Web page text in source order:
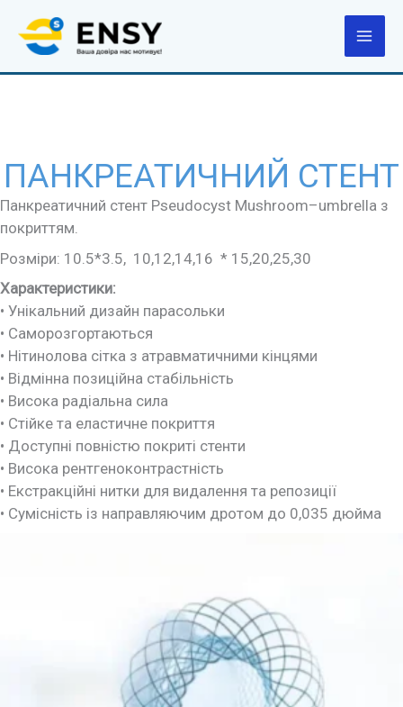
вмісту
ПАНКРЕАТИЧНИЙ СТЕНТ
Панкреатичний стент Pseudocyst Mushroom–umbrella з
покриттям.
Розміри: 10.5*3.5, 10,12,14,16 * 15,20,25,30
Характеристики:
• Унікальний дизайн парасольки
• Саморозгортаються
• Нітинолова сітка з атравматичними кінцями
• Відмінна позиційна стабільність
• Висока радіальна сила
• Стійке та еластичне покриття
• Доступні повністю покриті стенти
• Висока рентгеноконтрастність
• Екстракційні нитки для видалення та репозиції
• Сумісність із направляючим дротом до 0,035 дюйма